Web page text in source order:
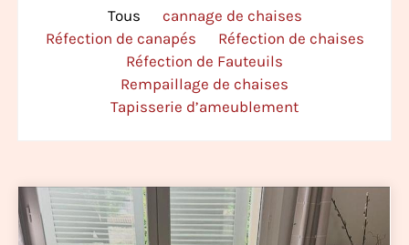
Tous
cannage de chaises
Réfection de canapés
Réfection de chaises
Réfection de Fauteuils
Rempaillage de chaises
Tapisserie d’ameublement